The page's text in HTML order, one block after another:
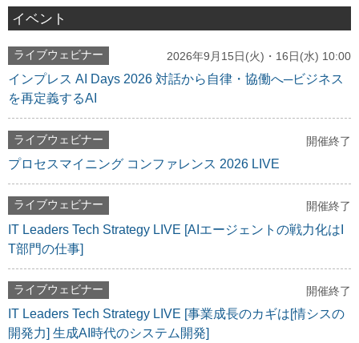
イベント
ライブウェビナー 2026年9月15日(火)・16日(水) 10:00
インプレス AI Days 2026 対話から自律・協働へ─ビジネス
を再定義するAI
ライブウェビナー 開催終了
プロセスマイニング コンファレンス 2026 LIVE
ライブウェビナー 開催終了
IT Leaders Tech Strategy LIVE [AIエージェントの戦力化はI
T部門の仕事]
ライブウェビナー 開催終了
IT Leaders Tech Strategy LIVE [事業成長のカギは[情シスの
開発力] 生成AI時代のシステム開発]